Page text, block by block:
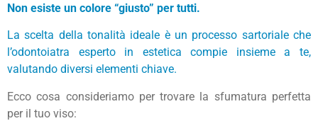
Non esiste un colore “giusto” per tutti.
La scelta della tonalità ideale è un processo sartoriale che
l’odontoiatra esperto in estetica compie insieme a te,
valutando diversi elementi chiave.
Ecco cosa consideriamo per trovare la sfumatura perfetta
per il tuo viso: